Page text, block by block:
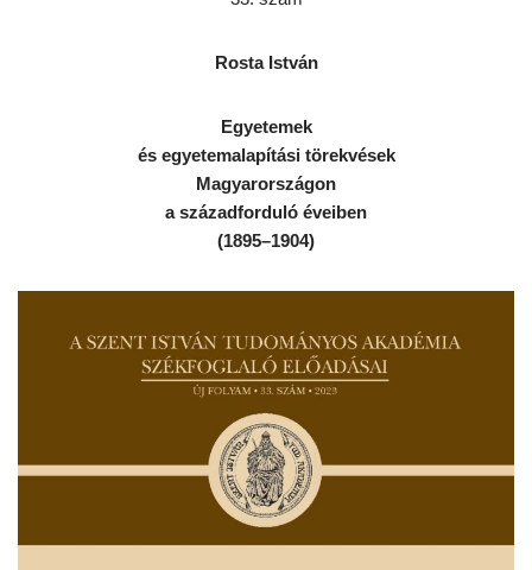
Rosta István
Egyetemek
és egyetemalapítási törekvések
Magyarországon
a századforduló éveiben
(1895–1904)